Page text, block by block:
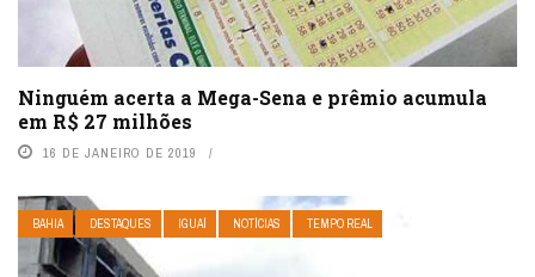
Ninguém acerta a Mega-Sena e prêmio acumula
em R$ 27 milhões
16 DE JANEIRO DE 2019
BAHIA DESTAQUES IGUAÍ NOTÍCIAS TEMPO REAL